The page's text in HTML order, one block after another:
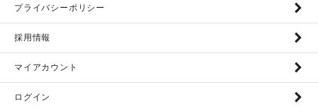
プライバシーポリシー
採用情報
マイアカウント
ログイン